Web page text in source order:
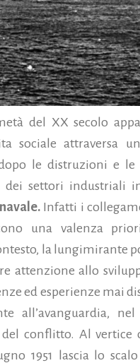
del XX secolo
sociale attraversa
le distruzioni e le
settori industriali
Infatti i
una valenza
la lungimirante
attenzione allo
ed esperienze mai
all’avanguardia,
conflitto. Al vertice
1951 lascia lo